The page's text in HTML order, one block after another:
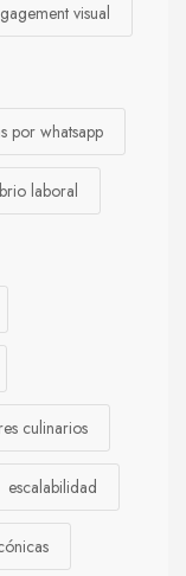
visual
por whatsapp
laboral
culinarios
escalabilidad